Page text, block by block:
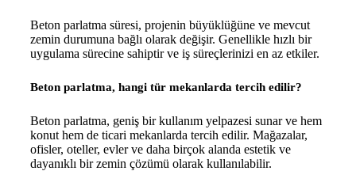
Beton parlatma süresi, projenin büyüklüğüne ve mevcut
zemin durumuna bağlı olarak değişir. Genellikle hızlı bir
uygulama sürecine sahiptir ve iş süreçlerinizi en az etkiler.
Beton parlatma, hangi tür mekanlarda tercih edilir?
Beton parlatma, geniş bir kullanım yelpazesi sunar ve hem
konut hem de ticari mekanlarda tercih edilir. Mağazalar,
ofisler, oteller, evler ve daha birçok alanda estetik ve
dayanıklı bir zemin çözümü olarak kullanılabilir.